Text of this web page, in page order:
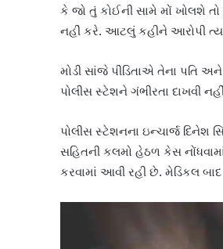
કે જો તું કોઈની સામે મોં ખોલશે
નહીં કરે. આટલું કહીને આરોપી
મોડી સાંજે પીડિતાએ તેના પતિ
પોલીસ સ્ટેશને ગંભીરતા દાખવી
પોલીસ સ્ટેશનના ઇન્ચાર્જ દિનેશ
સહિતની કલમો હેઠળ કેસ
કરવામાં આવી રહી છે. મેડિકલ